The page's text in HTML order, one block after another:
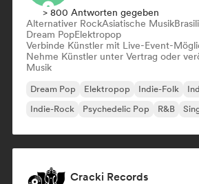
> 800 Antworten gegeben
Alternativer RockAsiatische Musik
Dream PopElektropop
Verbinde Künstler mit Live-Event-
Nehme Künstler unter Vertrag oder
Musik
Dream Pop Elektropop Indie-Folk
Indie-Rock
Psychedelic Pop R&B
Cracki Records